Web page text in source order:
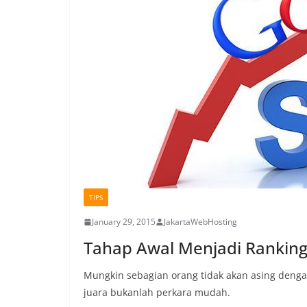
TIPS
January 29, 2015 JakartaWebHosting
Tahap Awal Menjadi
Mungkin sebagian orang tidak akan asing
juara bukanlah perkara mudah.